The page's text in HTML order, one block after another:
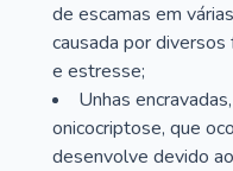
de escamas em
causada por diversos
e estresse;
Unhas
onicocriptose, que
desenvolve devido